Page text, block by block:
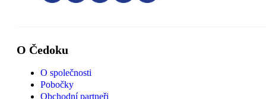
O Čedoku
O společnosti
Pobočky
Obchodní partneři